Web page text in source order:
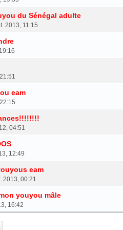
du Sénégal adulte
2013, 11:15
eam
04:51
12:49
eam
2013, 00:21
youyou mâle
16:42